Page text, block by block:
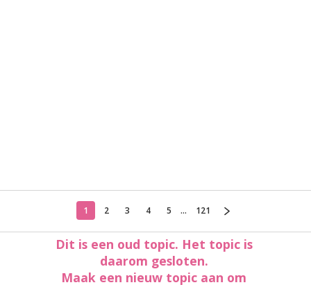
1 2 3 4 5 ... 121
Dit is een oud topic. Het topic is
daarom gesloten.
Maak een nieuw topic aan om